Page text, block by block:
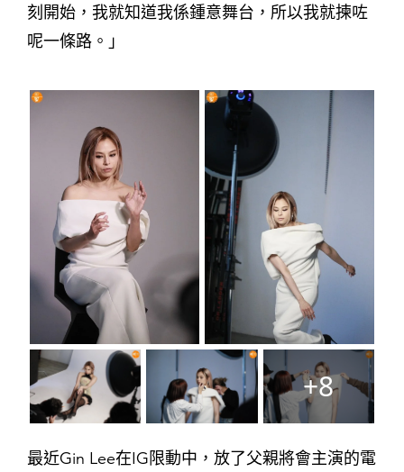
刻開始，我就知道我係鍾意舞台，所以我就揀咗
呢一條路。」
+8
最近Gin Lee在IG限動中，放了父親將會主演的電